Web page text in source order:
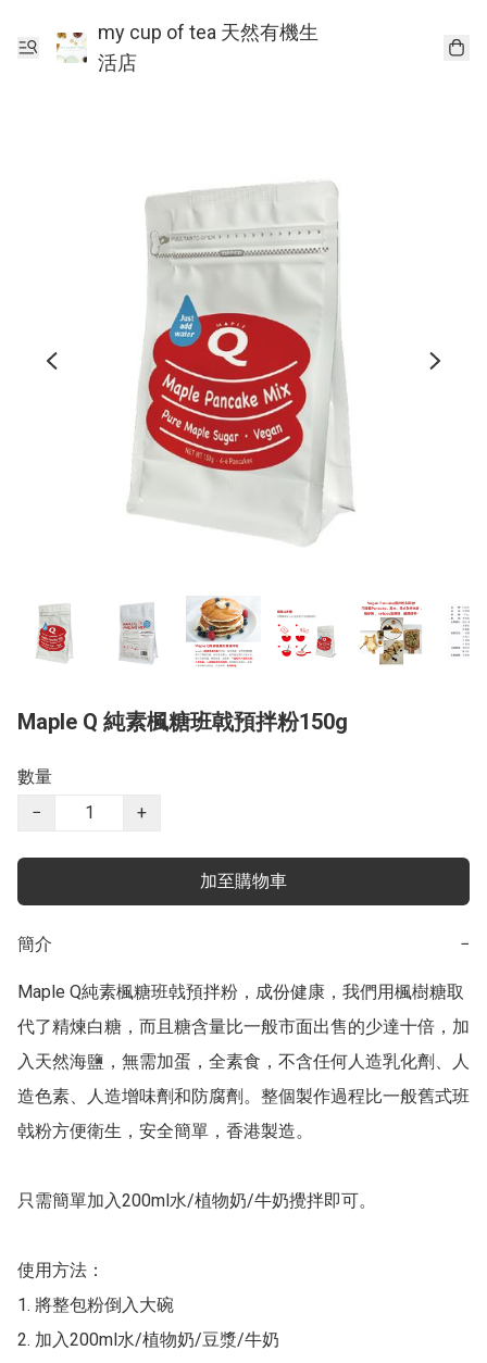
my cup of tea 天然有機生
活店
Maple Q 純素楓糖班戟預拌粉150g
數量
−
+
加至購物車
簡介 −
Maple Q純素楓糖班㦸預拌粉，成份健康，我們用楓樹糖取
代了精煉白糖，而且糖含量比一般市面出售的少達十倍，加
入天然海鹽，無需加蛋，全素食，不含任何人造乳化劑、人
造色素、人造增味劑和防腐劑。整個製作過程比一般舊式班
㦸粉方便衛生，安全簡單，香港製造。
只需簡單加入200ml水/植物奶/牛奶攪拌即可。
使用方法：
1. 將整包粉倒入大碗
2. 加入200ml水/植物奶/豆漿/牛奶